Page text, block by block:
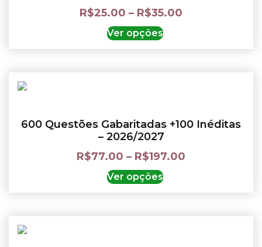
R$25.00 – R$35.00
Ver opções
600 Questões Gabaritadas +100 Inéditas
– 2026/2027
R$77.00 – R$197.00
Ver opções